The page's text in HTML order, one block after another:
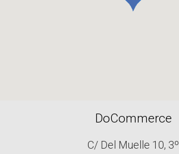
DoCommerce
C/ Del Muelle 10, 3º